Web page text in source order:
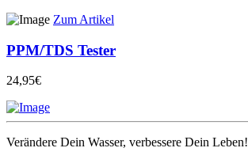
Zum Artikel
PPM/TDS Tester
24,95€
Verändere Dein Wasser, verbessere Dein Leben!